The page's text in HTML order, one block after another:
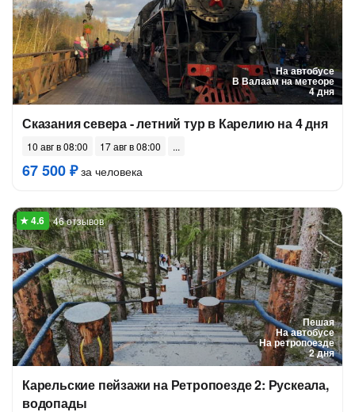
На автобусе
В Валаам на метеоре
4 дня
Сказания севера - летний тур в Карелию на 4 дня
10 авг в 08:00 17 авг в 08:00
67 500 ₽за человека
Пешая
На автобусе
На ретропоезде
2 дня
46 отзывов
Карельские пейзажи на Ретропоезде 2: Рускеала,
водопады